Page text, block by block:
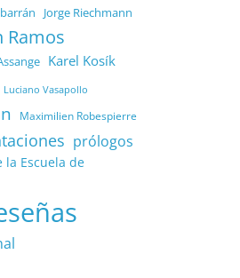
Jorge Riechmann
Ramos
Karel Kosík
Luciano Vasapollo
Maximilien Robespierre
prólogos
la Escuela de